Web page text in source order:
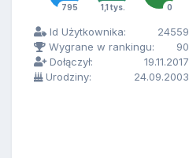
795 1,1 tys. 0
Id Użytkownika:
24559
Wygrane w rankingu:
90
Dołączył:
19.11.2017
Urodziny:
24.09.2003